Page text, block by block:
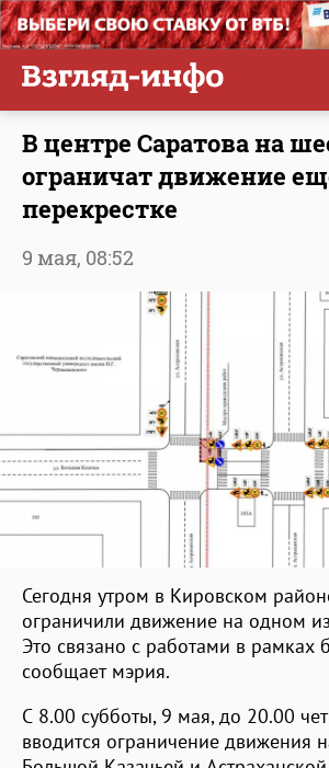
В центре Саратова на
ограничат движение
перекрестке
9 мая, 08:52
Сегодня утром в Кировском
ограничили движение на одном
Это связано с работами в рамках
сообщает мэрия.
С 8.00 субботы, 9 мая, до 20.00
вводится ограничение движения